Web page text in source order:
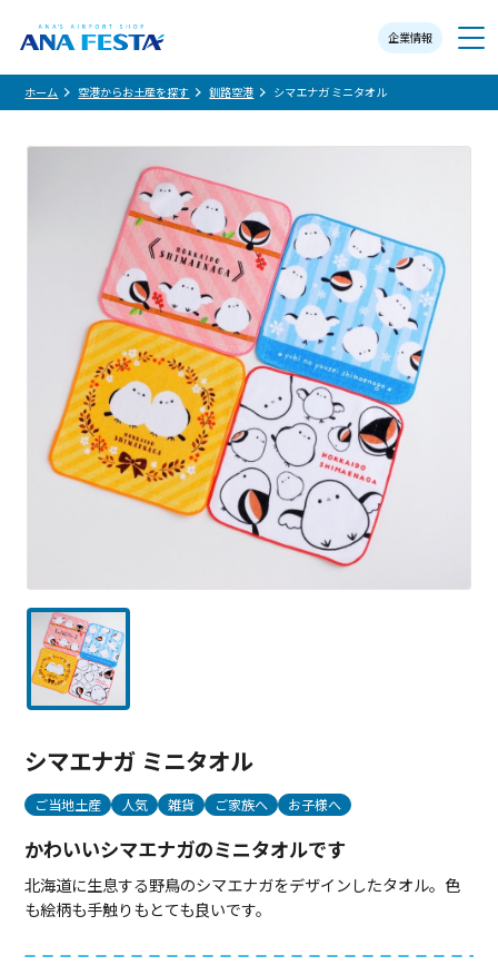
企業情報
メニュー
ホーム 空港からお土産を探す 釧路空港 シマエナガ ミニタオル
シマエナガ ミニタオル
ご当地土産 人気 雑貨 ご家族へ お子様へ
かわいいシマエナガのミニタオルです
北海道に生息する野鳥のシマエナガをデザインしたタオル。色
も絵柄も手触りもとても良いです。